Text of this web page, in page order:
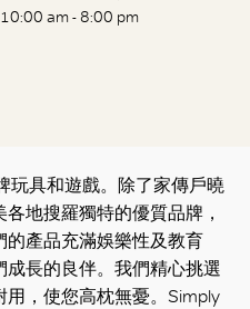
10:00 am - 8:00 pm
玩具和遊戲。除了家傳戶曉
地搜羅獨特的優質品牌，
的產品充滿娛樂性及教育
長的良伴。我們精心挑選
，使您高枕無憂。Simply